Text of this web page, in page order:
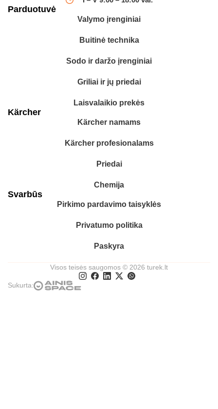
Parduotuvė
Valymo įrenginiai
Buitinė technika
Sodo ir daržo įrenginiai
Griliai ir jų priedai
Laisvalaikio prekės
Kärcher
Kärcher namams
Kärcher profesionalams
Priedai
Chemija
Svarbūs
Pirkimo pardavimo taisyklės
Privatumo politika
Paskyra
Visos teisės saugomos © 2026 turek.lt
Sukurta: